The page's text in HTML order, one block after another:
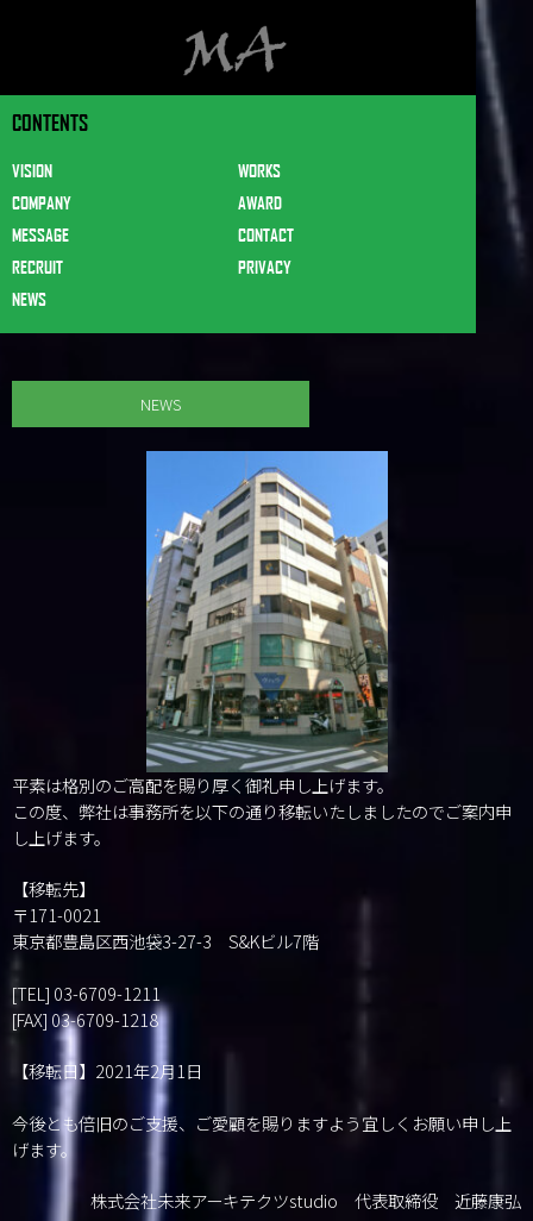
CONTENTS
VISION
COMPANY
MESSAGE
RECRUIT
NEWS
WORKS
AWARD
CONTACT
PRIVACY
NEWS
平素は格別のご高配を賜り厚く御礼申し上げます。
この度、弊社は事務所を以下の通り移転いたしましたのでご案内申
し上げます。
【移転先】
〒171-0021
東京都豊島区西池袋3-27-3 S&Kビル7階
[TEL] 03-6709-1211
[FAX] 03-6709-1218
【移転日】2021年2月1日
今後とも倍旧のご支援、ご愛顧を賜りますよう宜しくお願い申し上
げます。
株式会社未来アーキテクツstudio 代表取締役 近藤康弘